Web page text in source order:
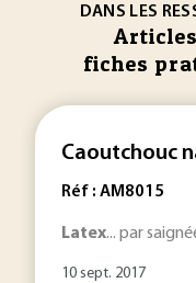
DANS LES
fiches
Caoutchouc
Réf : AM8015
Latex... par
10 sept. 2017